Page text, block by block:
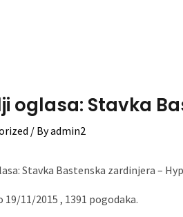
oglasa: Stavka
/ Byadmin2
Stavka Bastenska zardinjera –
19/11/2015 , 1391 pogodaka.